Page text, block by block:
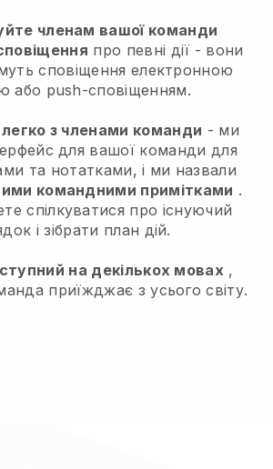
членам вашої команди
про певні дії - вони
сповіщення електронною
або push-сповіщенням.
з членами команди - ми
для вашої команди для
та нотатками, і ми назвали
командними примітками .
спілкуватися про існуючий
і зібрати план дій.
на декількох мовах ,
приїжджає з усього світу.